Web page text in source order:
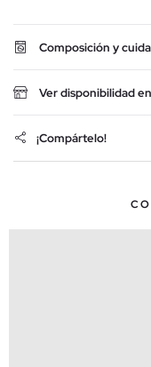
Composición y
Ver disponibilidad
¡Compártelo!